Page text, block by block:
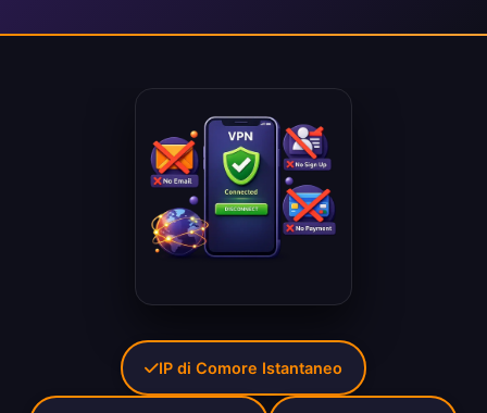
IP di Comore Istantaneo